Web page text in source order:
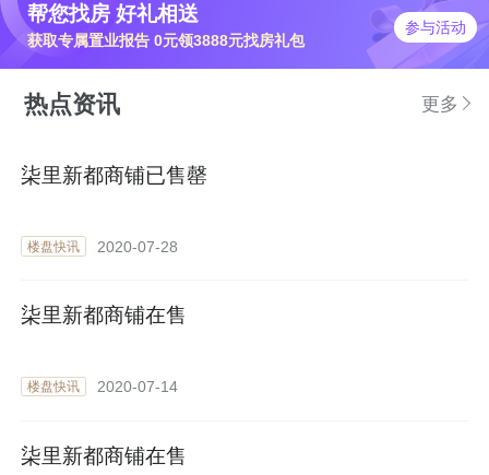
帮您找房 好礼相送
获取专属置业报告 0元领3888元找房礼包
参与活动
热点资讯 更多
柒里新都商铺已售罄
楼盘快讯 2020-07-28
柒里新都商铺在售
楼盘快讯 2020-07-14
柒里新都商铺在售